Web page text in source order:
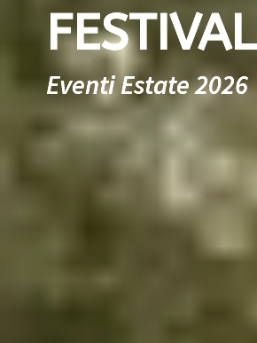
FESTIVAL
Eventi Estate 2026